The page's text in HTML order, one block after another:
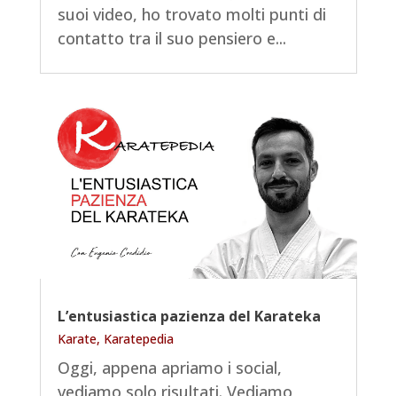
suoi video, ho trovato molti punti di
contatto tra il suo pensiero e...
L’entusiastica pazienza del Karateka
Karate, Karatepedia
Oggi, appena apriamo i social,